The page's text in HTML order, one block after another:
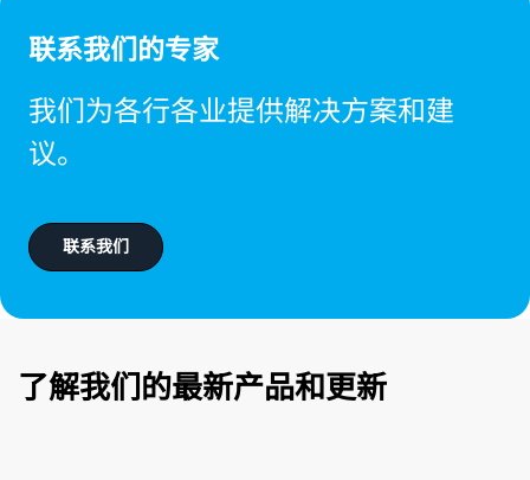
联系我们的专家
我们为各行各业提供解决方案和建
议。
联系我们
了解我们的最新产品和更新